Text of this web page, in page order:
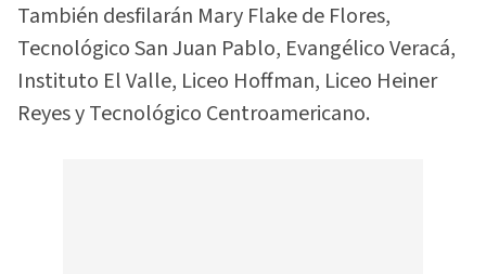
También desfilarán Mary Flake de Flores,
Tecnológico San Juan Pablo, Evangélico Veracá,
Instituto El Valle, Liceo Hoffman, Liceo Heiner
Reyes y Tecnológico Centroamericano.